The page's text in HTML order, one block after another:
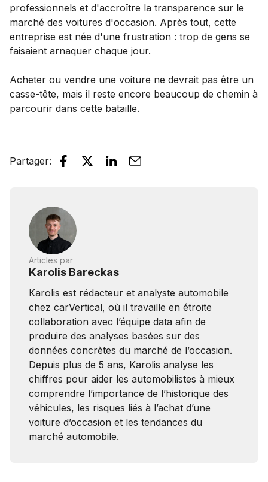
professionnels et d'accroître la transparence sur le
marché des voitures d'occasion. Après tout, cette
entreprise est née d'une frustration : trop de gens se
faisaient arnaquer chaque jour.
Acheter ou vendre une voiture ne devrait pas être un
casse-tête, mais il reste encore beaucoup de chemin à
parcourir dans cette bataille.
Partager:
Articles par
Karolis Bareckas
Karolis est rédacteur et analyste automobile
chez carVertical, où il travaille en étroite
collaboration avec l’équipe data afin de
produire des analyses basées sur des
données concrètes du marché de l’occasion.
Depuis plus de 5 ans, Karolis analyse les
chiffres pour aider les automobilistes à mieux
comprendre l’importance de l’historique des
véhicules, les risques liés à l’achat d’une
voiture d’occasion et les tendances du
marché automobile.